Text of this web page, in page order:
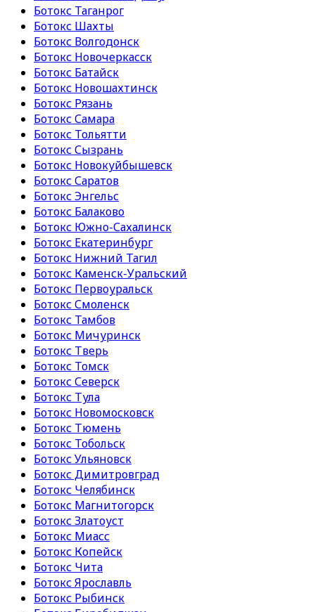
Ботокс Таганрог
Ботокс Шахты
Ботокс Волгодонск
Ботокс Новочеркасск
Ботокс Батайск
Ботокс Новошахтинск
Ботокс Рязань
Ботокс Самара
Ботокс Тольятти
Ботокс Сызрань
Ботокс Новокуйбышевск
Ботокс Саратов
Ботокс Энгельс
Ботокс Балаково
Ботокс Южно-Сахалинск
Ботокс Екатеринбург
Ботокс Нижний Тагил
Ботокс Каменск-Уральский
Ботокс Первоуральск
Ботокс Смоленск
Ботокс Тамбов
Ботокс Мичуринск
Ботокс Тверь
Ботокс Томск
Ботокс Северск
Ботокс Тула
Ботокс Новомосковск
Ботокс Тюмень
Ботокс Тобольск
Ботокс Ульяновск
Ботокс Димитровград
Ботокс Челябинск
Ботокс Магнитогорск
Ботокс Златоуст
Ботокс Миасс
Ботокс Копейск
Ботокс Чита
Ботокс Ярославль
Ботокс Рыбинск